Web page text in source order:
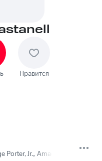
Нравится
Porter, Jr., Amadee Castanell